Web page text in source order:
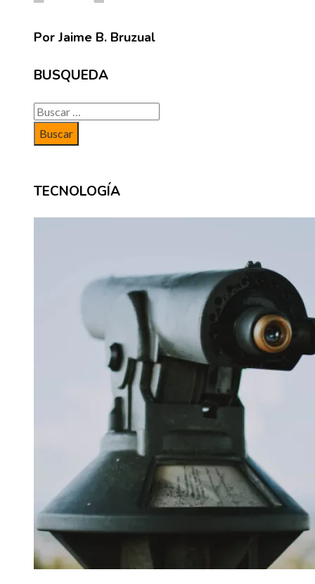
Por Jaime B. Bruzual
BUSQUEDA
Buscar:
TECNOLOGÍA